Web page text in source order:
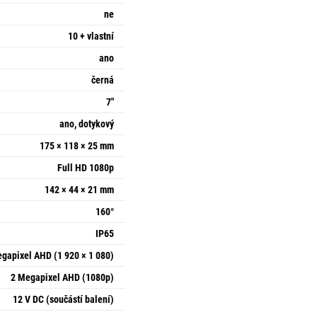
ne
10 + vlastní
ano
černá
7"
ano, dotykový
175 × 118 × 25 mm
Full HD 1080p
142 × 44 × 21 mm
160°
IP65
AHD (1 920 × 1 080)
2 Megapixel AHD (1080p)
12 V DC (součástí balení)